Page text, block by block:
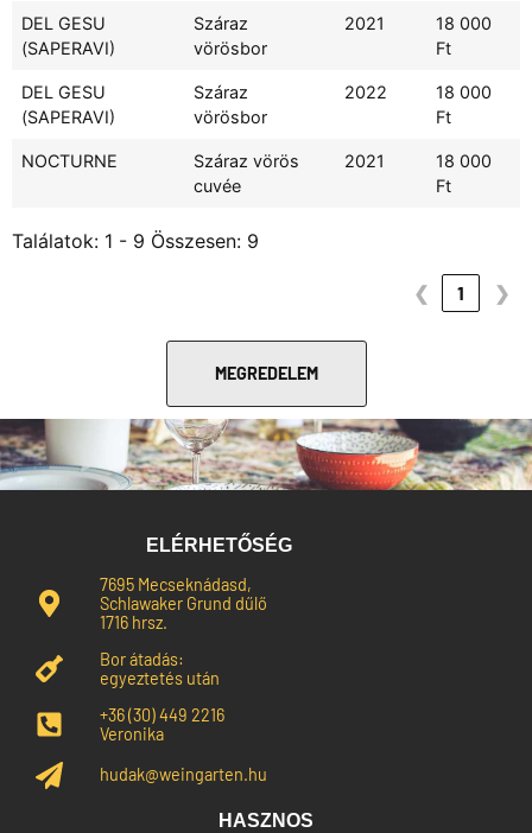
DEL GESU
(SAPERAVI)
Száraz
vörösbor
2021
18 000
Ft
DEL GESU
(SAPERAVI)
Száraz
vörösbor
2022
18 000
Ft
NOCTURNE
Száraz vörös
cuvée
2021
18 000
Ft
Találatok: 1 - 9 Összesen: 9
❮ 1 ❯
MEGREDELEM
ELÉRHETŐSÉG
7695 Mecseknádasd,
Schlawaker Grund dűlő
1716 hrsz.
Bor átadás:
egyeztetés után
+36 (30) 449 2216
Veronika
hudak@weingarten.hu
HASZNOS